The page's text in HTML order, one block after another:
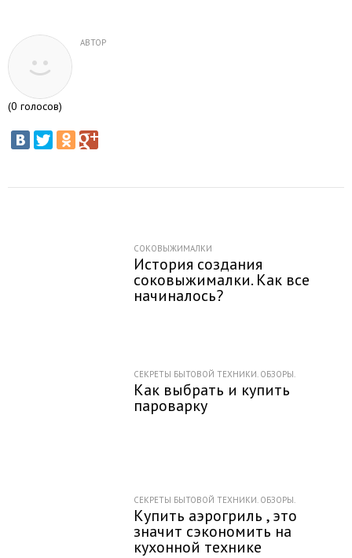
АВТОР
(0 голосов)
СОКОВЫЖИМАЛКИ
История создания
соковыжималки. Как все
начиналось?
СЕКРЕТЫ БЫТОВОЙ ТЕХНИКИ. ОБЗОРЫ.
Как выбрать и купить
пароварку
СЕКРЕТЫ БЫТОВОЙ ТЕХНИКИ. ОБЗОРЫ.
Купить аэрогриль , это
значит сэкономить на
кухонной технике